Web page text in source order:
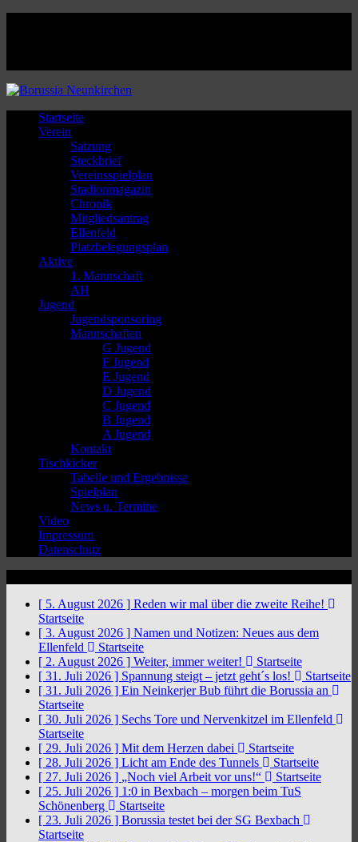
Startseite
Verein
Satzung
Steckbrief
Vereinsspielplan
Stadionmagazin
Chronik
Mitgliedsantrag
Ellenfeld
Platzbelegungsplan
Aktive
1. Mannschaft
AH
Jugend
Jugendsponsoring
Mannschaften
G Jugend
F Jugend
E Jugend
D Jugend
C Jugend
B Jugend
A Jugend
Kontakt
Tischkicker
Tabelle und Ergebnisse
Spielplan
News u. Termine
Video
Impressum
Datenschutz
[ 5. August 2026 ] Reden wir mal über die zweite Reihe!
Startseite
[ 3. August 2026 ] Namen und Notizen: Neues aus dem
Ellenfeld
Startseite
[ 2. August 2026 ] Weiter, immer weiter!
Startseite
[ 31. Juli 2026 ] Spannung steigt – jetzt geht´s los!
Startseite
[ 31. Juli 2026 ] Ein Neinkerjer Bub führt die Borussia an
Startseite
[ 30. Juli 2026 ] Sechs Tore und Nervenkitzel im Ellenfeld
Startseite
[ 29. Juli 2026 ] Mit dem Herzen dabei
Startseite
[ 28. Juli 2026 ] Licht am Ende des Tunnels
Startseite
[ 27. Juli 2026 ] „Noch viel Arbeit vor uns!“
Startseite
[ 25. Juli 2026 ] 1:0 in Bexbach – morgen beim TuS
Schönenberg
Startseite
[ 23. Juli 2026 ] Borussia testet bei der SG Bexbach
Startseite